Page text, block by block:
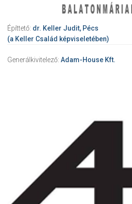
Építtető: dr. Keller Judit, Pécs
(a Keller Család képviseletében)
Generálkivitelező: Adam-House Kft.